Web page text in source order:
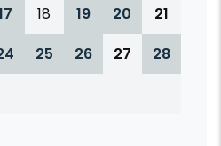
18 19 20
21
25 26 27
28